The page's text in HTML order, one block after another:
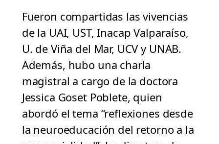
Fueron compartidas las vivencias
de la UAI, UST, Inacap Valparaíso,
U. de Viña del Mar, UCV y UNAB.
Además, hubo una charla
magistral a cargo de la doctora
Jessica Goset Poblete, quien
abordó el tema “reflexiones desde
la neuroeducación del retorno a la